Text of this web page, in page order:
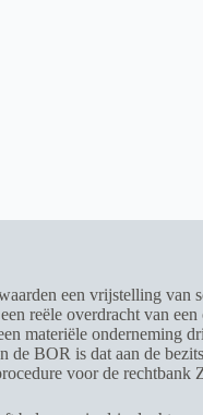
een vrijstelling
reële overdracht van
materiële
BOR is dat aan de
voor de rechtbank